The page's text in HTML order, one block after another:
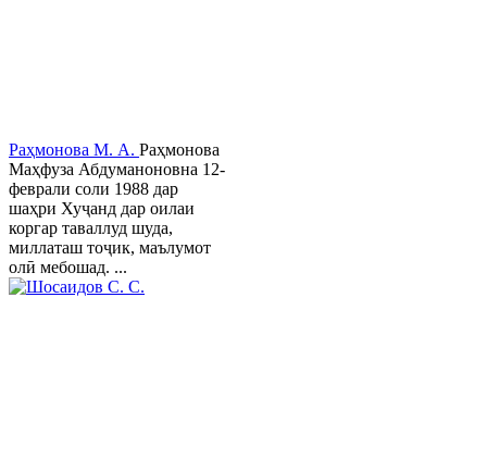
Раҳмонова М. А. Раҳмонова
Маҳфуза Абдуманоновна 12-
феврали соли 1988 дар
шаҳри Хуҷанд дар оилаи
коргар таваллуд шуда,
миллаташ тоҷик, маълумот
олӣ мебошад. ...